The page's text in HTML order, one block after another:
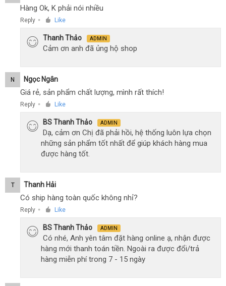
Hàng Ok, K phải nói nhiều
Reply ● Like
Thanh Thảo ADMIN
Cảm ơn anh đã ủng hộ shop
N Ngọc Ngân
Giá rẻ, sản phẩm chất lượng, mình rất thích!
Reply ● Like
BS Thanh Thảo ADMIN
Dạ, cảm ơn Chị đã phải hồi, hệ thống luôn lựa chọn
những sản phẩm tốt nhất để giúp khách hàng mua
được hàng tốt.
T Thanh Hải
Có ship hàng toàn quốc không nhỉ?
Reply ● Like
BS Thanh Thảo ADMIN
Có nhé, Anh yên tâm đặt hàng online ạ, nhận được
hàng mới thanh toán tiền. Ngoài ra được đổi/trả
hàng miễn phí trong 7 - 15 ngày